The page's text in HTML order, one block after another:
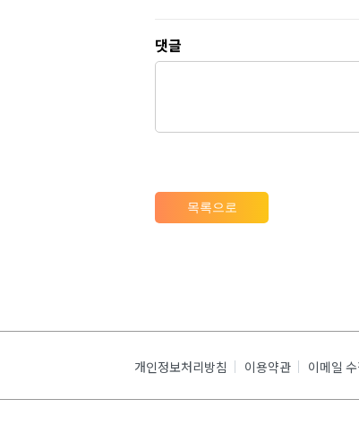
댓글
목록으로
개인정보처리방침 이용약관 이메일